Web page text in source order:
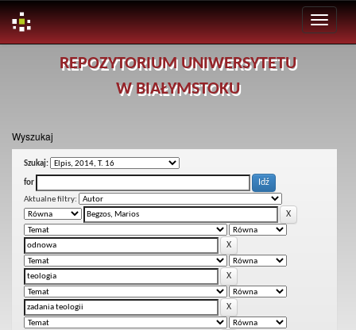
REPOZYTORIUM UNIWERSYTETU
W BIAŁYMSTOKU
Wyszukaj
Szukaj:
for
Aktualne filtry: